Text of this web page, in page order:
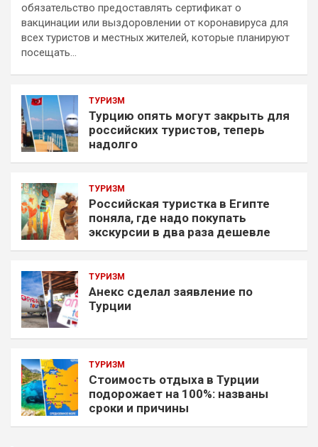
обязательство предоставлять сертификат о
вакцинации или выздоровлении от коронавируса для
всех туристов и местных жителей, которые планируют
посещать…
ТУРИЗМ
Турцию опять могут закрыть для
российских туристов, теперь
надолго
ТУРИЗМ
Российская туристка в Египте
поняла, где надо покупать
экскурсии в два раза дешевле
ТУРИЗМ
Анекс сделал заявление по
Турции
ТУРИЗМ
Стоимость отдыха в Турции
подорожает на 100%: названы
сроки и причины